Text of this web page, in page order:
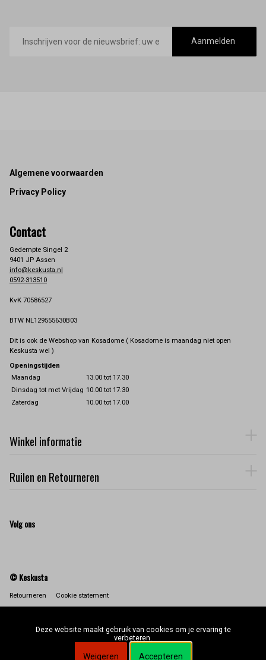
mailadres
Aanmelden
Footer
Algemene voorwaarden
Privacy Policy
Contact
Gedempte Singel 2
9401 JP Assen
info@keskusta.nl
0592-313510
KvK 70586527
BTW NL129555630B03
Dit is ook de Webshop van Kosadome ( Kosadome is maandag niet open
Keskusta wel )
Openingstijden
Maandag
13.00 tot 17.30
Dinsdag tot met Vrijdag 10.00 tot 17.30
Zaterdag
10.00 tot 17.00
Winkel informatie
Ruilen en Retourneren
Volg ons
© Keskusta
Retourneren Cookie statement
Deze website maakt gebruik van cookies om je ervaring te
verbeteren.
Weigeren Accepteren